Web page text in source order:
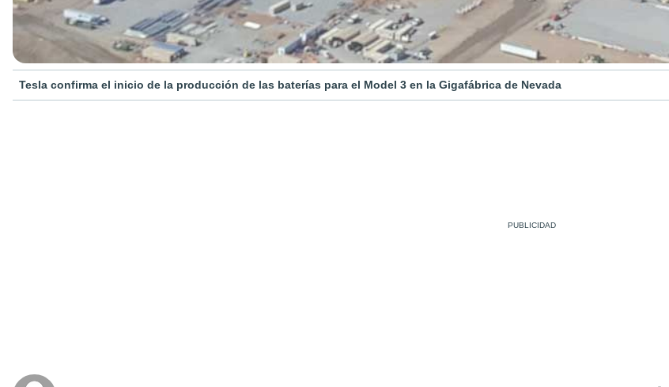
Tesla confirma el inicio de la producción de las baterías para el Model 3 en la Gigafábrica de Nevada